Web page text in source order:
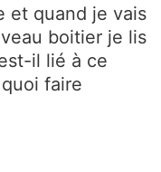
et quand je vais
boitier je lis
il lié à ce
faire